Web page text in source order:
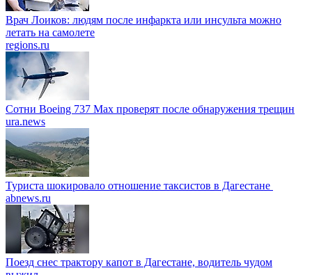
Врач Лоиков: людям после инфаркта или инсульта можно
летать на самолете
regions.ru
Сотни Boeing 737 Max проверят после обнаружения трещин
ura.news
Туриста шокировало отношение таксистов в Дагестане
abnews.ru
Поезд снес трактору капот в Дагестане, водитель чудом